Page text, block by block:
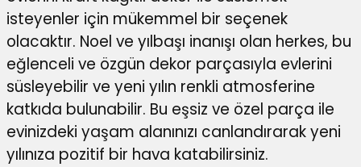
isteyenler için mükemmel bir seçenek
olacaktır. Noel ve yılbaşı inanışı olan herkes, bu
eğlenceli ve özgün dekor parçasıyla evlerini
süsleyebilir ve yeni yılın renkli atmosferine
katkıda bulunabilir. Bu eşsiz ve özel parça ile
evinizdeki yaşam alanınızı canlandırarak yeni
yılınıza pozitif bir hava katabilirsiniz.